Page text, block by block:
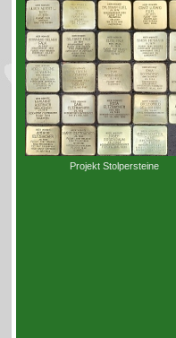
Projekt Stolpersteine